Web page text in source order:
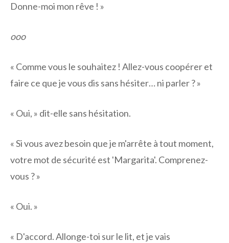
Donne-moi mon rêve ! »
ooo
« Comme vous le souhaitez ! Allez-vous coopérer et
faire ce que je vous dis sans hésiter… ni parler ? »
« Oui, » dit-elle sans hésitation.
« Si vous avez besoin que je m'arrête à tout moment,
votre mot de sécurité est 'Margarita'. Comprenez-
vous ? »
« Oui. »
« D'accord. Allonge-toi sur le lit, et je vais